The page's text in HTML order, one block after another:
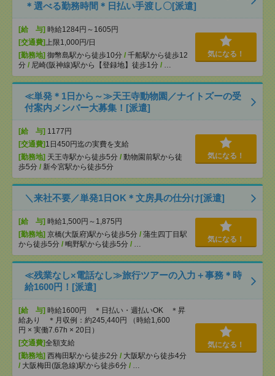
＊選べる勤務時間＊日払い手渡し〇[派遣]
[給 与] 時給1284円～1605円
[交通費] 上限1,000円/日
[勤務地] 御幣島駅から徒歩10分 / 千船駅から徒歩12
分 / 尼崎(阪神線)駅から【登録地】徒歩1分 / …
気になる！
≪単発＊1日から～≫天王寺動物園／ナイトズーの受
付案内メンバー大募集！[派遣]
[給 与] 1177円
[交通費] 1日450円迄の実費を支給
[勤務地] 天王寺駅から徒歩5分 / 動物園前駅から徒
歩5分 / 新今宮駅から徒歩5分
気になる！
＼来社不要／単発1日OK＊文房具の仕分け[派遣]
[給 与] 時給1,500円～1,875円
[勤務地] 京橋(大阪府)駅から徒歩5分 / 蒲生四丁目駅
から徒歩5分 / 鴫野駅から徒歩5分 / …
気になる！
≪残業なし×電話なし≫旅行ツアーの入力＋事務＊時
給1600円！[派遣]
[給 与] 時給1600円 ＊日払い・週払いOK ＊昇
給あり ＊月収例：約245,440円 （時給1,600
円 × 実働7.67h × 20日）
[交通費]全額支給
[勤務地] 西梅田駅から徒歩2分 / 大阪駅から徒歩4分
/ 大阪梅田(阪急線)駅から徒歩6分 / …
気になる！